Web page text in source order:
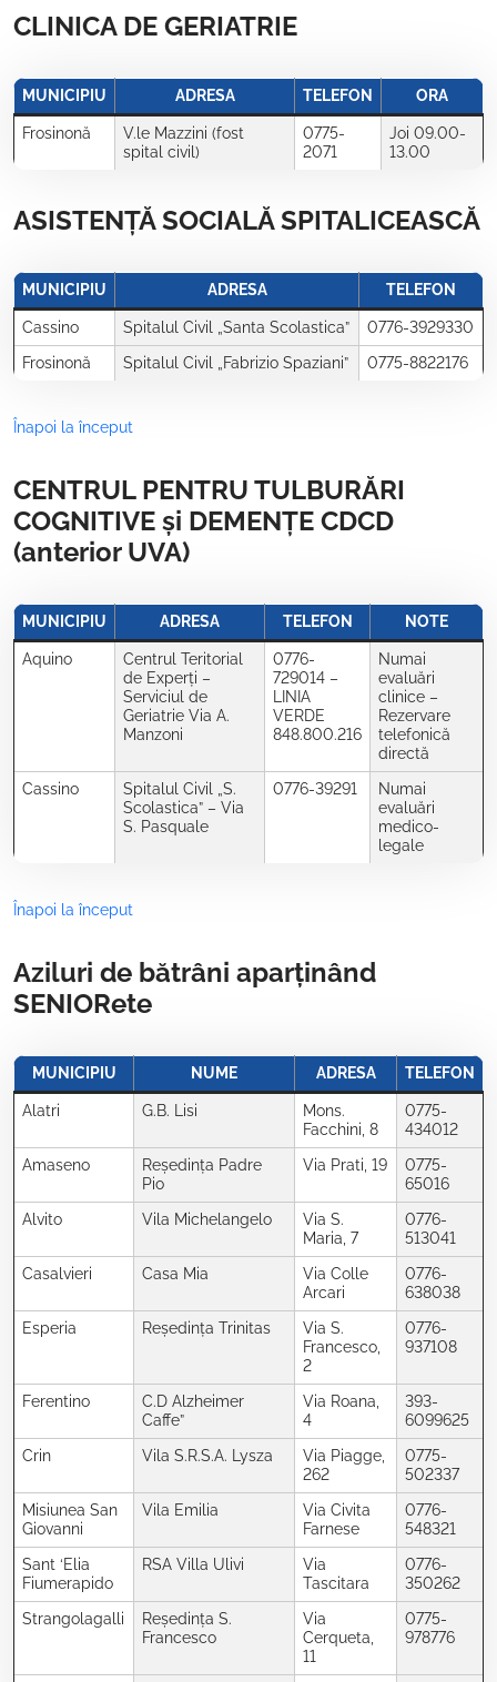
CLINICA DE GERIATRIE
MUNICIPIU ADRESA TELEFON ORA
Frosinonă
V.le Mazzini (fost
spital civil)
0775-
2071
Joi 09.00-
13.00
ASISTENȚĂ SOCIALĂ SPITALICEASCĂ
MUNICIPIU ADRESA TELEFON
Cassino Spitalul Civil „Santa Scolastica”
0776-3929330
Frosinonă
Spitalul Civil „Fabrizio Spaziani” 0775-8822176
Înapoi la început
CENTRUL PENTRU TULBURĂRI
COGNITIVE și DEMENȚE CDCD
(anterior UVA)
MUNICIPIU ADRESA TELEFON NOTE
Aquino
Centrul Teritorial
de Experți –
Serviciul de
Geriatrie Via A.
Manzoni
0776-
729014 –
LINIA
VERDE
848.800.216
Numai
evaluări
clinice –
Rezervare
telefonică
directă
Cassino
Spitalul Civil „S.
Scolastica” – Via
S. Pasquale
0776-39291
Numai
evaluări
medico-
legale
Înapoi la început
Aziluri de bătrâni aparținând
SENIORete
MUNICIPIU NUME ADRESA TELEFON
Alatri G.B. Lisi
Mons.
Facchini, 8
0775-
434012
Amaseno
Reședința Padre
Pio
Via Prati, 19
0775-
65016
Alvito
Vila Michelangelo
Via S.
Maria, 7
0776-
513041
Casalvieri
Casa Mia
Via Colle
Arcari
0776-
638038
Esperia
Reședința Trinitas
Via S.
Francesco,
2
0776-
937108
Ferentino
C.D Alzheimer
Caffe”
Via Roana,
4
393-
6099625
Crin
Vila S.R.S.A. Lysza
Via Piagge,
262
0775-
502337
Misiunea San
Giovanni
Vila Emilia
Via Civita
Farnese
0776-
548321
Sant ‘Elia
Fiumerapido
RSA Villa Ulivi
Via
Tascitara
0776-
350262
Strangolagalli
Reședința S.
Francesco
Via
Cerqueta,
11
0775-
978776